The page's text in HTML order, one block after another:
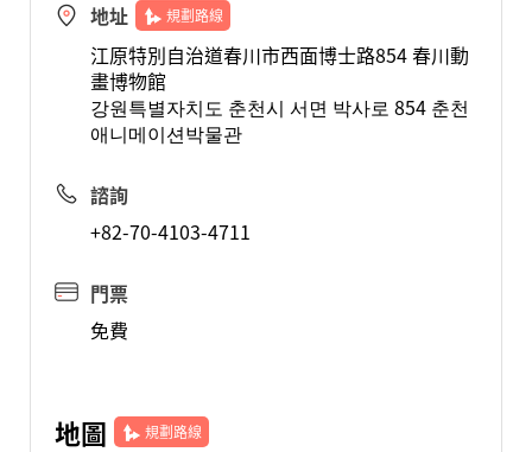
地址 規劃路線
江原特別自治道春川市西面博士路854 春川動
畫博物館
강원특별자치도 춘천시 서면 박사로 854 춘천
애니메이션박물관
諮詢
+82-70-4103-4711
門票
免費
地圖 規劃路線